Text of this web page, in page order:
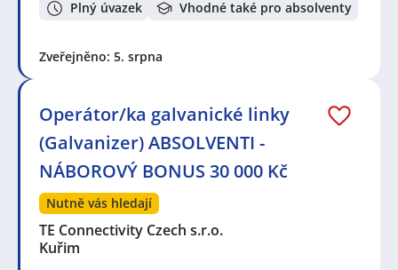
Plný úvazek Vhodné také pro absolventy
Zveřejněno: 5. srpna
Operátor/ka galvanické linky
(Galvanizer) ABSOLVENTI -
NÁBOROVÝ BONUS 30 000 Kč
Nutně vás hledají
TE Connectivity Czech s.r.o.
Kuřim